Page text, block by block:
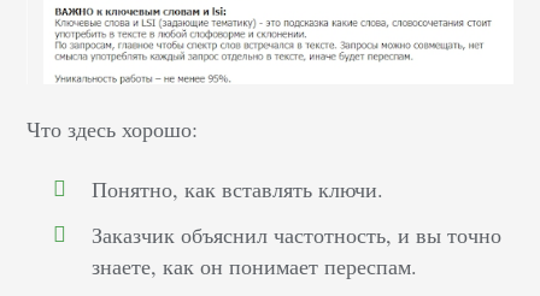
Что здесь хорошо:
Понятно, как вставлять ключи.
Заказчик объяснил частотность, и вы точно
знаете, как он понимает переспам.